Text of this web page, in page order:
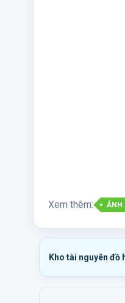
Xem thêm: ẢNH
Kho tài nguyên đồ